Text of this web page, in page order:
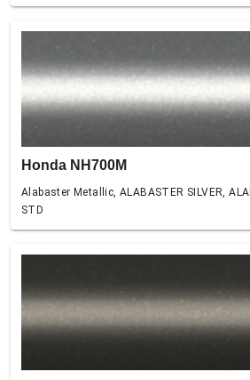
Honda NH700M
Alabaster Metallic, ALABASTER SILVER,
STD